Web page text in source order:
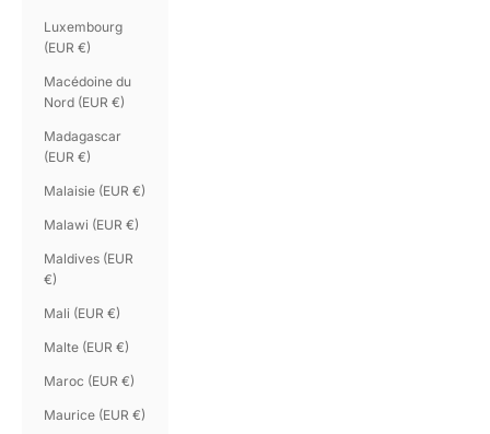
Luxembourg
(EUR €)
Macédoine du
Nord (EUR €)
Madagascar
(EUR €)
Malaisie (EUR €)
Malawi (EUR €)
Maldives (EUR
€)
Mali (EUR €)
Malte (EUR €)
Maroc (EUR €)
Maurice (EUR €)